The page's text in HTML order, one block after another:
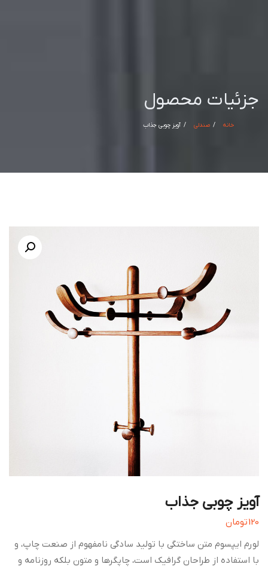
جزئیات محصول
خانه صندلی آویز چوبی جذاب
آویز چوبی جذاب
120تومان
لورم ایپسوم متن ساختگی با تولید سادگی نامفهوم از صنعت چاپ، و
با استفاده از طراحان گرافیک است، چاپگرها و متون بلکه روزنامه و